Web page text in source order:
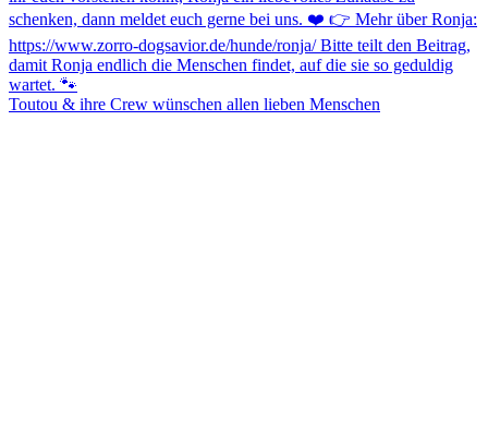
Toutou & ihre Crew wünschen allen lieben Menschen